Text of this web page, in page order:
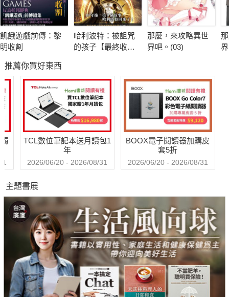
飢餓遊戲前傳：黎
明收割
哈利波特：被詛咒
的孩子【最終收藏
那麼，來攻略異世
界吧。(03)
推薦你買好東西
TCL數位筆記本送月讀包1
年
2026/06/20 - 2026/08/31
BOOX電子閱讀器加購皮
套5折
2026/06/20 - 2026/08/31
主題書展